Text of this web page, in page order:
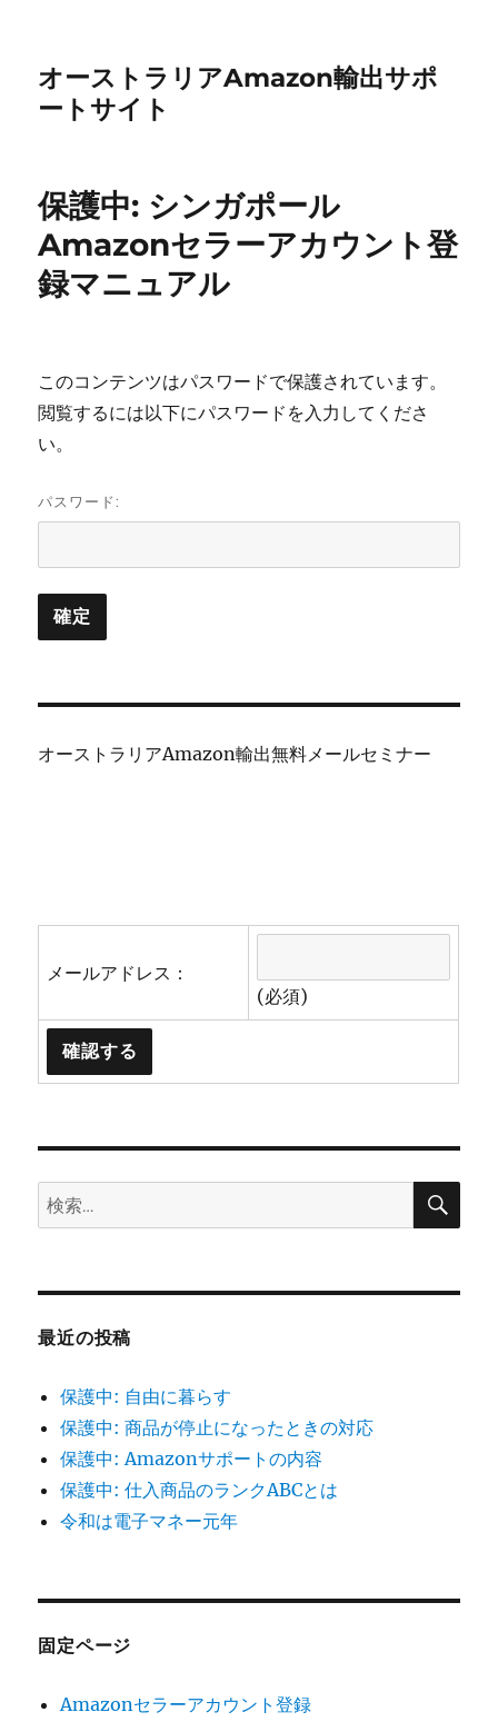
オーストラリアAmazon輸出サポ
ートサイト
保護中: シンガポール
Amazonセラーアカウント登
録マニュアル
このコンテンツはパスワードで保護されています。
閲覧するには以下にパスワードを入力してくださ
い。
パスワード:
オーストラリアAmazon輸出無料メールセミナー
メールアドレス：
(必須)
検
索:
検
最近の投稿
保護中: 自由に暮らす
保護中: 商品が停止になったときの対応
保護中: Amazonサポートの内容
保護中: 仕入商品のランクABCとは
令和は電子マネー元年
固定ページ
Amazonセラーアカウント登録